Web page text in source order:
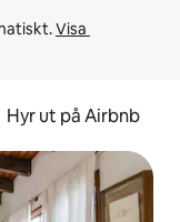
Visa
Hyr ut på Airbnb